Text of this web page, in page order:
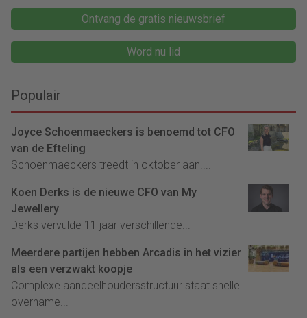
Ontvang de gratis nieuwsbrief
Word nu lid
Populair
Joyce Schoenmaeckers is benoemd tot CFO
van de Efteling
Schoenmaeckers treedt in oktober aan....
Koen Derks is de nieuwe CFO van My
Jewellery
Derks vervulde 11 jaar verschillende...
Meerdere partijen hebben Arcadis in het vizier
als een verzwakt koopje
Complexe aandeelhoudersstructuur staat snelle
overname...